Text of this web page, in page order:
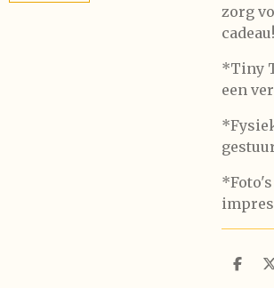
zorg
cadeau!
*Tiny
een
D